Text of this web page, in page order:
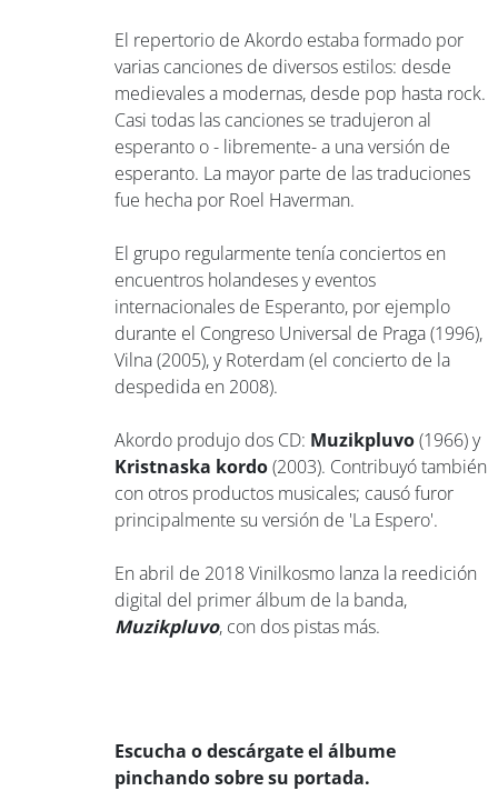
El repertorio de Akordo estaba formado por
varias canciones de diversos estilos: desde
medievales a modernas, desde pop hasta rock.
Casi todas las canciones se tradujeron al
esperanto o - libremente- a una versión de
esperanto. La mayor parte de las traduciones
fue hecha por Roel Haverman.
El grupo regularmente tenía conciertos en
encuentros holandeses y eventos
internacionales de Esperanto, por ejemplo
durante el Congreso Universal de Praga (1996),
Vilna (2005), y Roterdam (el concierto de la
despedida en 2008).
Akordo produjo dos CD: Muzikpluvo(1966) y
Kristnaska kordo(2003). Contribuyó también
con otros productos musicales; causó furor
principalmente su versión de 'La Espero'.
En abril de 2018 Vinilkosmo lanza la reedición
digital del primer álbum de la banda,
Muzikpluvo, con dos pistas más.
Escucha o descárgate el álbume
pinchando sobre su portada.